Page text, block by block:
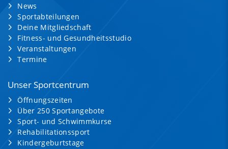
News
Sportabteilungen
Deine Mitgliedschaft
Fitness- und Gesundheitsstudio
Veranstaltungen
Termine
Unser Sportcentrum
Öffnungszeiten
Über 250 Sportangebote
Sport- und Schwimmkurse
Rehabilitationssport
Kindergeburtstage